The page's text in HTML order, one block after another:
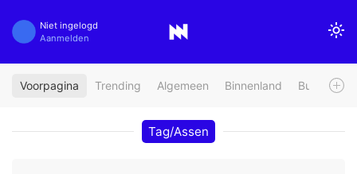
Niet ingelogd
Aanmelden
Voorpagina Trending Algemeen Binnenland Buitenland
Tag/Assen